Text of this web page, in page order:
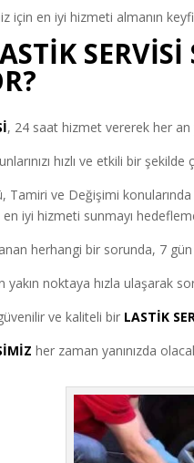
için en iyi hizmeti almanın
, 24 saat hizmet vererek her an
hızlı ve etkili bir
Tamiri ve Değişimi
iyi hizmeti sunmayı
herhangi bir sorunda, 7
noktaya hızla ulaşarak
ve kaliteli bir LASTİK
her zaman yanınızda